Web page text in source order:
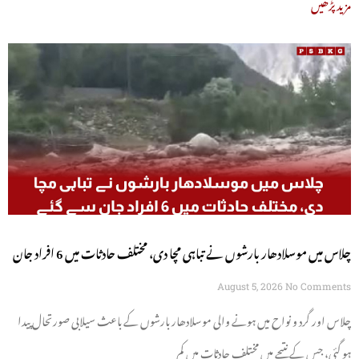
چلاس میں موسلادھار بارشوں نے تباہی مچا دی، مختلف حادثات میں 6 افراد جان
سے گئے
August 5, 2026 No Comments
چلاس اور گرد و نواح میں ہونے والی موسلادھار بارشوں کے باعث سیلابی صورتحال پیدا
ہو گئی، جس کے نتیجے میں مختلف حادثات میں کم